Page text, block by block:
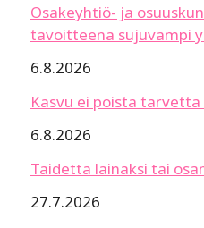
Osakeyhtiö- ja
tavoitteena sujuvampi
6.8.2026
Kasvu ei poista
6.8.2026
Taidetta lainaksi tai
27.7.2026